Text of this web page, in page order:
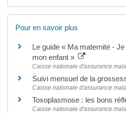
Pour en savoir plus
Le guide « Ma maternité -
mon enfant »
Caisse nationale d'assurance
Suivi mensuel de la
Caisse nationale d'assurance
Toxoplasmose : les bons
Caisse nationale d'assurance